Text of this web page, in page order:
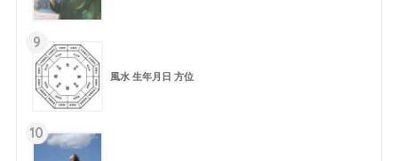
9
風水 生年月日 方位
10